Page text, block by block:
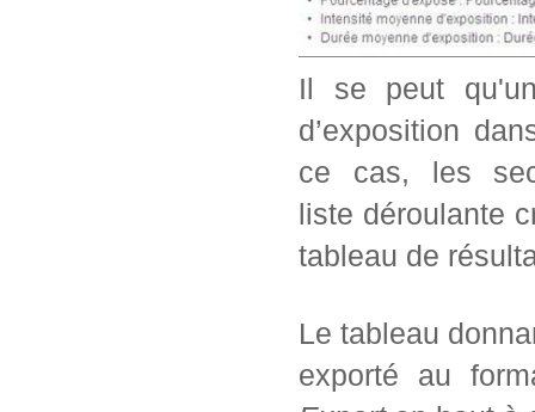
Il se peut
d’exposition
ce cas, les
liste déroulante
tableau de
Le tableau
exporté au